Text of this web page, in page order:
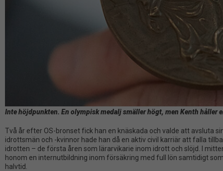
Inte höjdpunkten. En olympisk medalj smäller högt, men Kenth håller
Två år efter OS-bronset fick han en knäskada och valde att avsluta
idrottsmän och -kvinnor hade han då en aktiv civil karriär att falla
idrotten – de första åren som lärarvikarie inom idrott och slöjd. I
honom en internutbildning inom försäkring med full lön samtidigt
halvtid.